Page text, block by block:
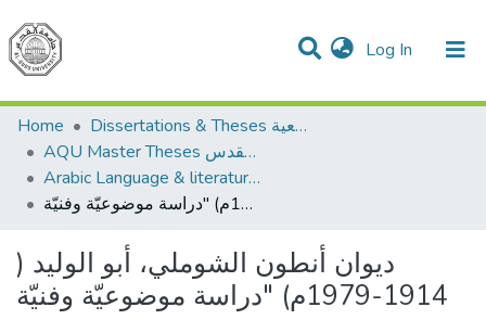
Log In (current)
Communities & Collections
All of DSpace
Home
Dissertations & Theses الرسائل الجامعية
AQU Master Theses الرسائل الجامعية الخاصة بجامعة القدس
Arabic Language & literature اللغة العربية وآدابها
ديوان أنطون الشوملي، أبو الوليد ( 1914-1979م) "دراسة موضوعيّة وفنيّة
ديوان أنطون الشوملي، أبو الوليد (
1914-1979م) "دراسة موضوعيّة وفنيّة